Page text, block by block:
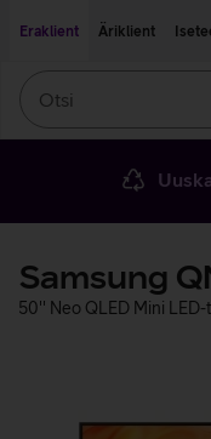
Eraklient
Äriklient
Samsung
50'' Neo QLED Mini